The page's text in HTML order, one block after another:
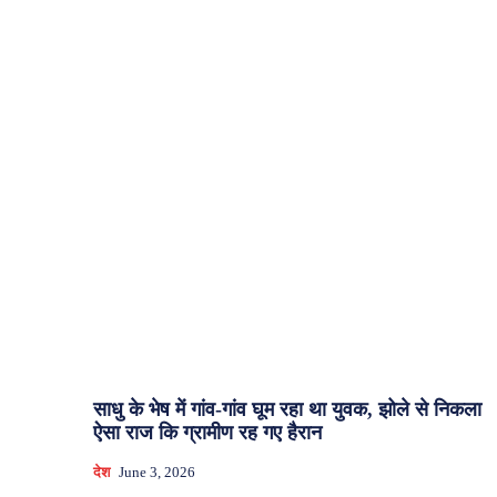
साधु के भेष में गांव-गांव घूम रहा था युवक, झोले से निकला
ऐसा राज कि ग्रामीण रह गए हैरान
देश June 3, 2026